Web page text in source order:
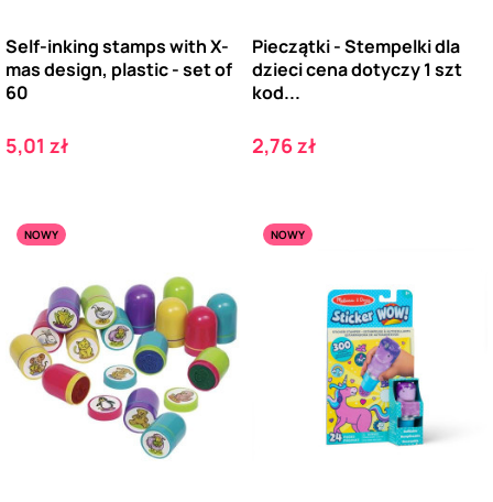
Self-inking stamps with X-
mas design, plastic - set of
60
Cena
5,01 zł
Pieczątki - Stempelki dla
dzieci cena dotyczy 1 szt
kod...
Cena
2,76 zł
NOWY NOWY